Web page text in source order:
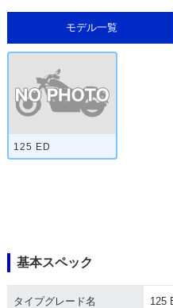
モデル一覧
125 ED
基本スペック
タイプグレード名 125